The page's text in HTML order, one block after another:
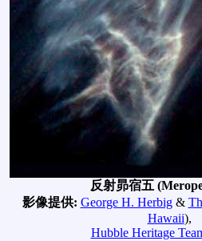
反射昴宿五
影像提供: George H. Herbig&
Hawaii),
Hubble Heritage